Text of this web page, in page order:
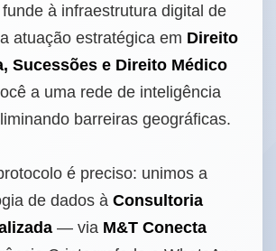
à infraestrutura digital de
atuação estratégica em Direito
Sucessões e Direito Médico
a uma rede de inteligência
barreiras geográficas.
é preciso: unimos a
de dados à Consultoria
— via M&T Conecta